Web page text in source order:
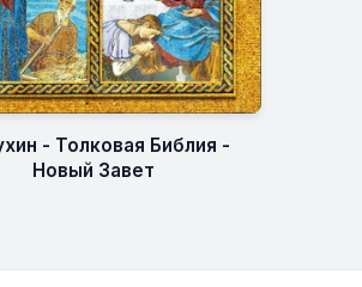
- Толковая Библия -
Новый Завет